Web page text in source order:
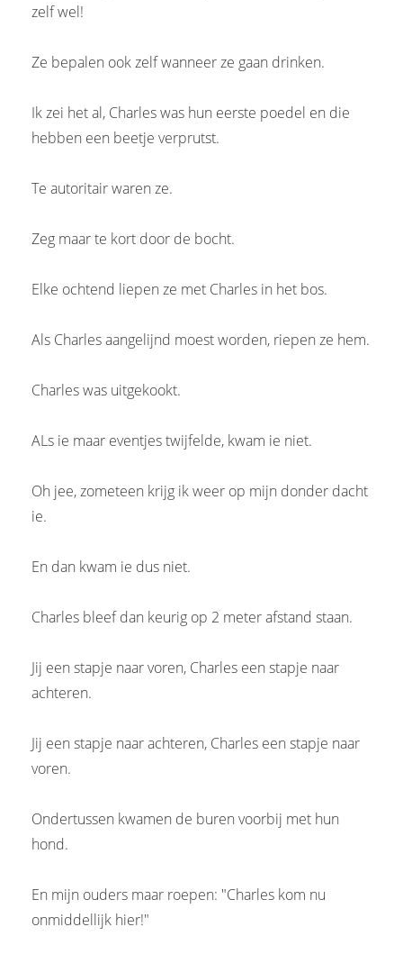
zelf wel!
Ze bepalen ook zelf wanneer ze gaan drinken.
Ik zei het al, Charles was hun eerste poedel en die
hebben een beetje verprutst.
Te autoritair waren ze.
Zeg maar te kort door de bocht.
Elke ochtend liepen ze met Charles in het bos.
Als Charles aangelijnd moest worden, riepen ze hem.
Charles was uitgekookt.
ALs ie maar eventjes twijfelde, kwam ie niet.
Oh jee, zometeen krijg ik weer op mijn donder dacht
ie.
En dan kwam ie dus niet.
Charles bleef dan keurig op 2 meter afstand staan.
Jij een stapje naar voren, Charles een stapje naar
achteren.
Jij een stapje naar achteren, Charles een stapje naar
voren.
Ondertussen kwamen de buren voorbij met hun
hond.
En mijn ouders maar roepen: "Charles kom nu
onmiddellijk hier!"